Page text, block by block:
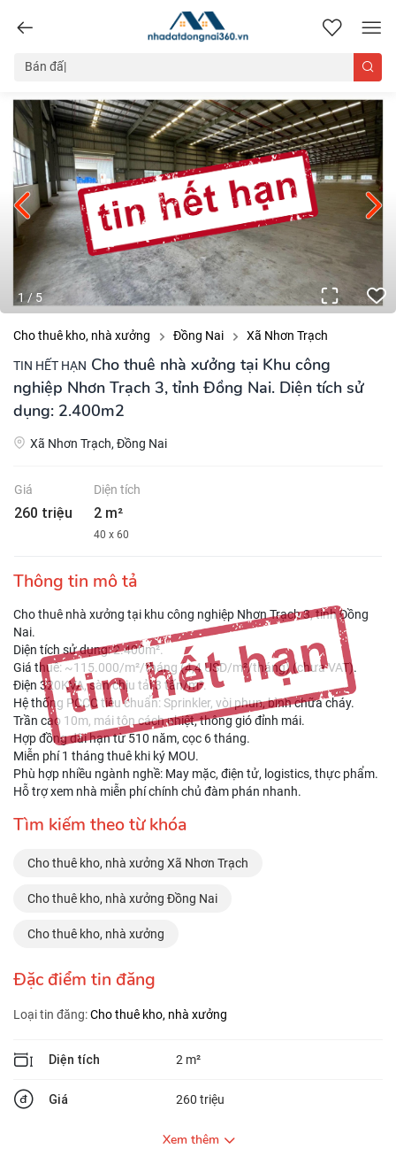
nhadatdongnai360.vn
1 / 5
Cho thuê kho, nhà xưởng Đồng Nai Xã Nhơn Trạch
TIN HẾT HẠN Cho thuê nhà xưởng tại Khu công
nghiệp Nhơn Trạch 3, tỉnh Đồng Nai. Diện tích sử
dụng: 2.400m2
Xã Nhơn Trạch, Đồng Nai
Giá
260 triệu
Diện tích
2 m²
40 x 60
Thông tin mô tả
Cho thuê nhà xưởng tại khu công nghiệp Nhơn Trạch 3, tỉnh Đồng
Nai.
Diện tích sử dụng: 2.400m².
Giá thuê: ~115.000/m²/tháng (4,4 USD/m²/tháng) (chưa VAT).
Điện 320KVA, sàn chịu tải 3 tấn/m².
Hệ thống PCCC tiêu chuẩn: Sprinkler, vòi phun, bình chữa cháy.
Trần cao 10m, mái tôn cách nhiệt, thông gió đỉnh mái.
Hợp đồng dài hạn từ 510 năm, cọc 6 tháng.
Miễn phí 1 tháng thuê khi ký MOU.
Phù hợp nhiều ngành nghề: May mặc, điện tử, logistics, thực phẩm.
Hỗ trợ xem nhà miễn phí chính chủ đàm phán nhanh.
Tìm kiếm theo từ khóa
Cho thuê kho, nhà xưởng Xã Nhơn Trạch
Cho thuê kho, nhà xưởng Đồng Nai
Cho thuê kho, nhà xưởng
Đặc điểm tin đăng
Loại tin đăng:Cho thuê kho, nhà xưởng
Diện tích 2 m²
Giá 260 triệu
Xem thêm